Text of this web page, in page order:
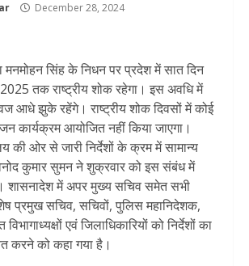
December 28, 2024
मनमोहन सिंह के निधन पर प्रदेश में सात दिन
तक राष्ट्रीय शोक रहेगा। इस अवधि में
आधे झुके रहेंगे। राष्ट्रीय शोक दिवसों में कोई
कार्यक्रम आयोजित नहीं किया जाएगा।
की ओर से जारी निर्देशों के क्रम में सामान्य
कुमार सुमन ने शुक्रवार को इस संबंध में
शासनादेश में अपर मुख्य सचिव समेत सभी
प्रमुख सचिव, सचिवों, पुलिस महानिदेशक,
एवं जिलाधिकारियों को निर्देशों का
करने को कहा गया है।